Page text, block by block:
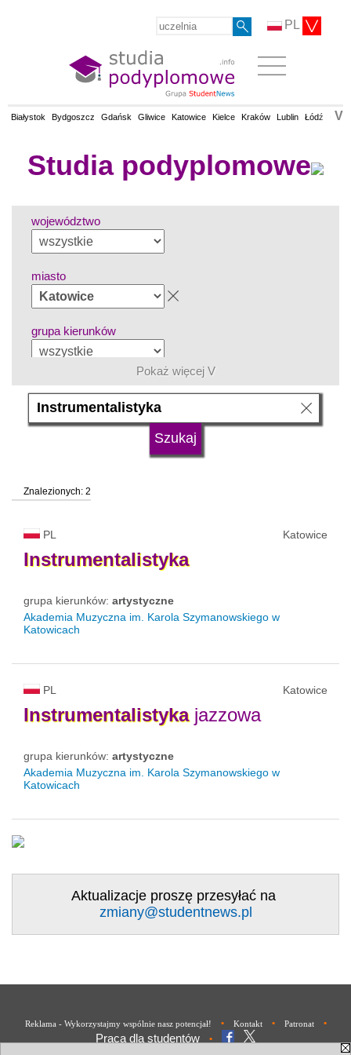
PL
Białystok Bydgoszcz Gdańsk Gliwice Katowice Kielce Kraków Lublin Łódź V
Studia podyplomowe
województwo
miasto
grupa kierunków
język
status uczelni
Pokaż więcej V
Znalezionych: 2
PL Katowice
Instrumentalistyka
grupa kierunków: artystyczne
Akademia Muzyczna im. Karola Szymanowskiego w
Katowicach
PL Katowice
Instrumentalistykajazzowa
grupa kierunków: artystyczne
Akademia Muzyczna im. Karola Szymanowskiego w
Katowicach
Aktualizacje proszę przesyłać na
zmiany@studentnews.pl
Reklama - Wykorzystajmy wspólnie nasz potencjał! • Kontakt • Patronat •
Praca dla studentów •